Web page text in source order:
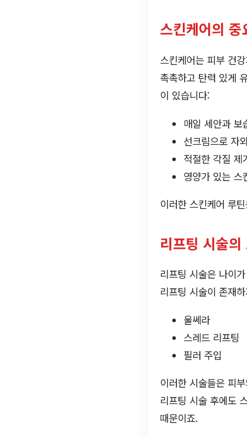
스킨케어의 중
스킨케어는 피부 건
촉촉하고 탄력 있게
이 있습니다:
매일 세안과 보
선크림으로 자
적절한 각질 제
영양가 있는 스
이러한 스킨케어 루
리프팅 시술의
리프팅 시술은 나이
리프팅 시술이 존재
울쎄라
스레드 리프팅
필러 주입
이러한 시술들은 피
리프팅 시술 후에도
때문이죠.